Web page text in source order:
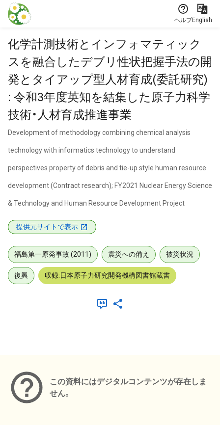
本文に飛ぶ
ヘルプEnglish
化学計測技術とインフォマティック
スを融合したデブリ性状把握手法の開
発とタイアップ型人材育成(委託研究)
: 令和3年度英知を結集した原子力科学
技術・人材育成推進事業
Development of methodology combining chemical analysis
technology with informatics technology to understand
perspectives property of debris and tie-up style human resource
development (Contract research); FY2021 Nuclear Energy Science
& Technology and Human Resource Development Project
提供元サイトで表示
福島第一原発事故 (2011) 震災への備え 被災状況
復興 収録:日本原子力研究開発機構図書館蔵書
この資料にはデジタルコンテンツが存在しま
せん。